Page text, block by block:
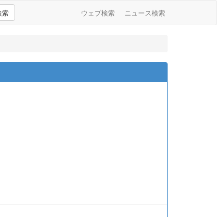
索 ウェブ検索 ニュース検索